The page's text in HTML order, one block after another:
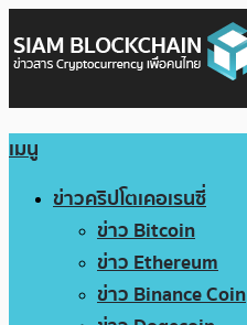
เมนู
ข่าวคริปโตเคอเรนซี่
ข่าว Bitcoin
ข่าว Ethereum
ข่าว Binance Coin